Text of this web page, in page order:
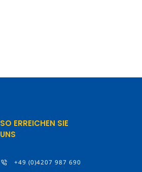
SO ERREICHEN SIE
UNS
+49 (0)4207 987 690